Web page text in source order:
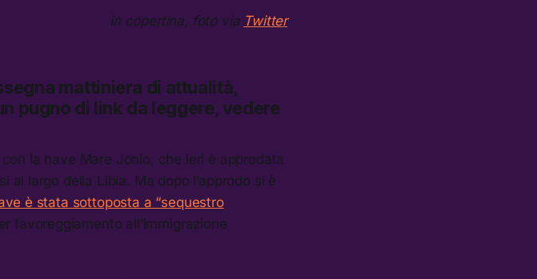
in copertina, foto via Twitter
mattiniera di attualità,
pugno di link da leggere, vedere
la nave Mare Jonio, che ieri è approdata
largo della Libia. Ma dopo l’approdo si è
è stata sottoposta a “sequestro
favoreggiamento all’immigrazione